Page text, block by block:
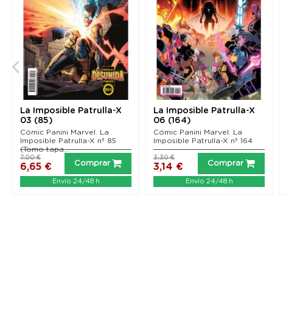
La Imposible Patrulla-X
03 (85)
Cómic Panini Marvel. La
Imposible Patrulla-X nº 85
(Tomo tapa...
6,65 €
7,00 €
Comprar
Envío 24/48 h
La Imposible Patrulla-X
06 (164)
Cómic Panini Marvel. La
Imposible Patrulla-X nº 164
3,14 €
3,30 €
Comprar
Envío 24/48 h